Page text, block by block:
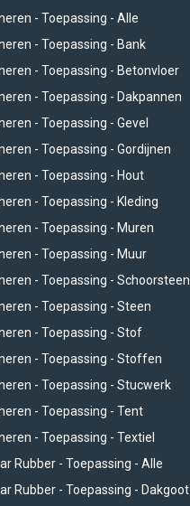
- Toepassing - Alle
- Toepassing - Bank
- Toepassing - Betonvloer
- Toepassing - Dakpannen
- Toepassing - Gevel
- Toepassing - Gordijnen
- Toepassing - Hout
- Toepassing - Kleding
- Toepassing - Muren
- Toepassing - Muur
- Toepassing - Schoorsteen
- Toepassing - Steen
- Toepassing - Stof
- Toepassing - Stoffen
- Toepassing - Stucwerk
- Toepassing - Tent
- Toepassing - Textiel
Rubber - Toepassing - Alle
Rubber - Toepassing - Dakgoot